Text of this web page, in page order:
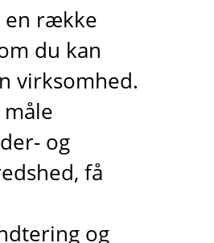
en række
du kan
virksomhed.
måle
og
få
og